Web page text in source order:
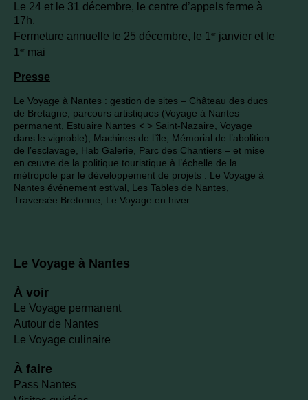
Le 24 et le 31 décembre, le centre d’appels ferme à
17h.
Fermeture annuelle le 25 décembre, le 1 er
janvier et le
1er mai
Presse
Le Voyage à Nantes : gestion de sites – Château des ducs
de Bretagne, parcours artistiques (Voyage à Nantes
permanent, Estuaire Nantes < > Saint-Nazaire, Voyage
dans le vignoble), Machines de l’île, Mémorial de l’abolition
de l’esclavage, Hab Galerie, Parc des Chantiers – et mise
en œuvre de la politique touristique à l’échelle de la
métropole par le développement de projets : Le Voyage à
Nantes événement estival, Les Tables de Nantes,
Traversée Bretonne, Le Voyage en hiver.
Le Voyage à Nantes
À voir
Le Voyage permanent
Autour de Nantes
Le Voyage culinaire
À faire
Pass Nantes